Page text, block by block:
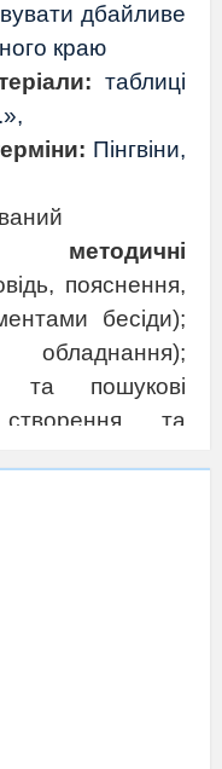
дбайливе
краю
таблиці
Пінгвіни,
пояснення,
бесіди);
обладнання);
та пошукові
та
Перевірка
присутніх
у яйці.